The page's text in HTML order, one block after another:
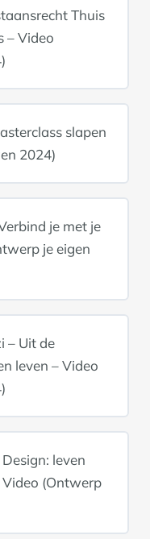
Thuis
– Video
slapen
2024)
je met je
je eigen
– Uit de
leven – Video
leven
(Ontwerp